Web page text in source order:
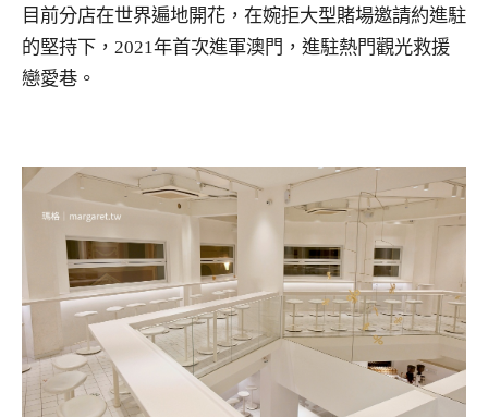
目前分店在世界遍地開花，在婉拒大型賭場邀請約進駐
的堅持下，​​2021年首次進軍澳門，進駐熱門觀光救援
戀愛巷。